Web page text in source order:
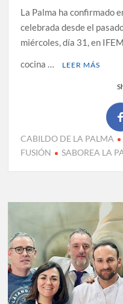
La Palma ha confirmado
celebrada desde el
miércoles, día 31, en
cocina …
LEER MÁS
CABILDO DE LA PALMA
FUSIÓN
SABOREA LA